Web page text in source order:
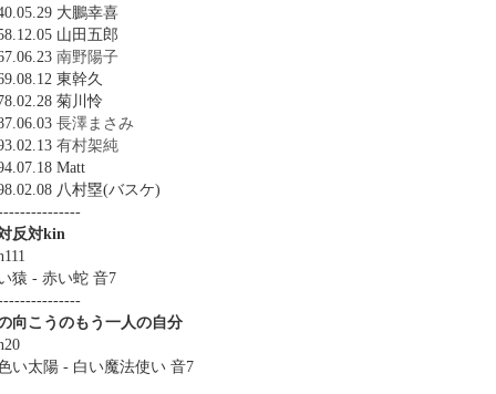
大鵬幸喜
山田五郎
南野陽子
東幹久
菊川怜
長澤まさみ
有村架純
Matt
八村塁(バスケ)
反対kin
猿 - 赤い蛇 音7
向こうのもう一人の自分
い太陽 - 白い魔法使い 音7